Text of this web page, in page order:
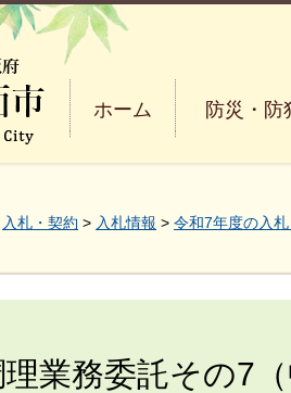
大阪府箕面
ホーム 防災・防
入札・契約 > 入札情報 > 令和7年度の入
業務委託その7